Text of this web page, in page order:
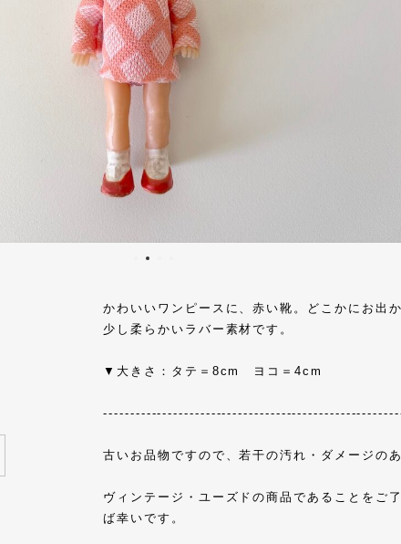
かわいいワンピースに、赤い靴。どこかにお出
少し柔らかいラバー素材です。
▼大きさ：タテ＝8cm ヨコ＝4cm
古いお品物ですので、若干の汚れ・ダメージの
ヴィンテージ・ユーズドの商品であることをご
ば幸いです。